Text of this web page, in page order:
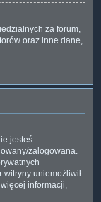
za forum,
oraz inne dane,
jesteś
zalogowana.
witryny uniemożliwił
informacji,